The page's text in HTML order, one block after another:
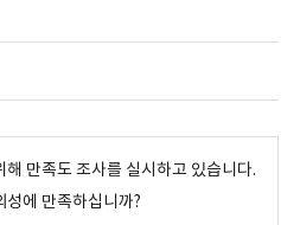
만족도 조사를 실시하고 있습니다.
성에 만족하십니까?